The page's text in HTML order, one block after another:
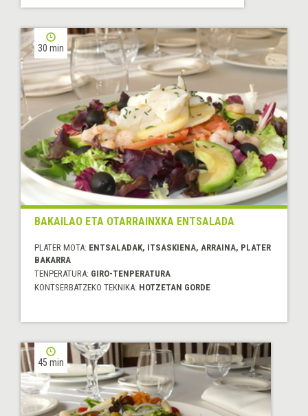
30 min
BAKAILAO ETA OTARRAINXKA ENTSALADA
PLATER MOTA: ENTSALADAK, ITSASKIENA, ARRAINA, PLATER
BAKARRA
TENPERATURA: GIRO-TENPERATURA
KONTSERBATZEKO TEKNIKA: HOTZETAN GORDE
45 min